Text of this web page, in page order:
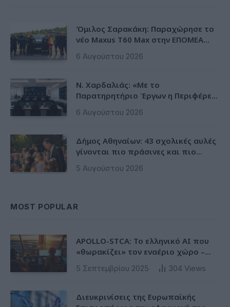
Όμιλος Σαρακάκη: Παραχώρησε το
νέο Maxus T60 Max στην ΕΠΟΜΕΑ
6 Αυγούστου 2026
Ν. Χαρδαλιάς: «Με το
Παρατηρητήριο Έργων η Περιφέρεια
ψηφιακό εργαλείο λογοδοσίας»
6 Αυγούστου 2026
Δήμος Αθηναίων: 43 σχολικές αυλές
γίνονται πιο πράσινες και πιο
5 Αυγούστου 2026
MOST POPULAR
APOLLO-STCA: Το ελληνικό AI που
«θωρακίζει» τον εναέριο χώρο –
Φως στην έλλειψη ασφάλειας στα
αεροδρόμια
5 Σεπτεμβρίου 2025 304 Views
Διευκρινίσεις της Ευρωπαϊκής